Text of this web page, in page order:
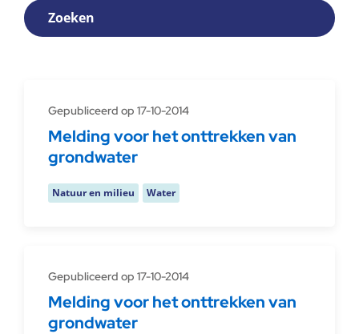
Zoeken
Melding voor het onttrekken van
grondwater
Gepubliceerd op 17-10-2014
Natuur en milieu Water
Melding voor het onttrekken van
grondwater
Gepubliceerd op 17-10-2014